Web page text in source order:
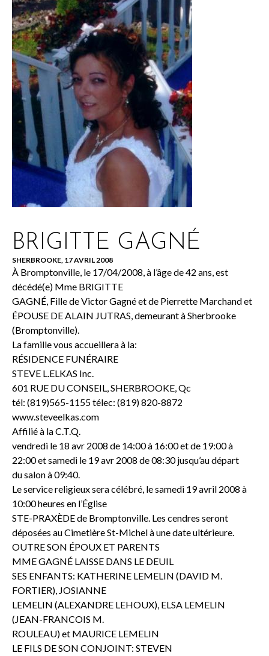
BRIGITTE GAGNÉ
SHERBROOKE, 17 AVRIL 2008
À Bromptonville, le 17/04/2008, à l’âge de 42 ans, est
décédé(e) Mme BRIGITTE
GAGNÉ, Fille de Victor Gagné et de Pierrette Marchand et
ÉPOUSE DE ALAIN JUTRAS, demeurant à Sherbrooke
(Bromptonville).
La famille vous accueillera à la:
RÉSIDENCE FUNÉRAIRE
STEVE L.ELKAS Inc.
601 RUE DU CONSEIL, SHERBROOKE, Qc
tél: (819)565-1155 télec: (819) 820-8872
www.steveelkas.com
Affilié à la C.T.Q.
vendredi le 18 avr 2008 de 14:00 à 16:00 et de 19:00 à
22:00 et samedi le 19 avr 2008 de 08:30 jusqu’au départ
du salon à 09:40.
Le service religieux sera célébré, le samedi 19 avril 2008 à
10:00 heures en l’Église
STE-PRAXÈDE de Bromptonville. Les cendres seront
déposées au Cimetière St-Michel à une date ultérieure.
OUTRE SON ÉPOUX ET PARENTS
MME GAGNÉ LAISSE DANS LE DEUIL
SES ENFANTS: KATHERINE LEMELIN (DAVID M.
FORTIER), JOSIANNE
LEMELIN (ALEXANDRE LEHOUX), ELSA LEMELIN
(JEAN-FRANCOIS M.
ROULEAU) et MAURICE LEMELIN
LE FILS DE SON CONJOINT: STEVEN